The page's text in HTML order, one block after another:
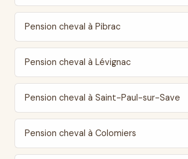
Pension cheval à Pibrac
Pension cheval à Lévignac
Pension cheval à Saint-Paul-sur-Save
Pension cheval à Colomiers